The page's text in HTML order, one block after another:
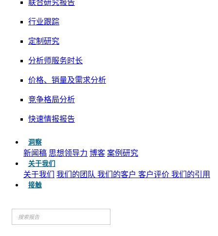
联合研究报告
行业跟踪
定制研究
分析师服务时长
价格、销量及需求分析
竞争格局分析
快速情报报告
洞察
新闻稿 思想领导力 博客 案例研究
关于我们
关于我们 我们的团队 我们的客户 客户评价 我们的引用
接触